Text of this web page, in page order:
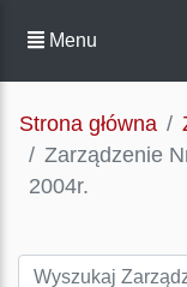
Menu
Strona główna
Zarządzenie
2004r.